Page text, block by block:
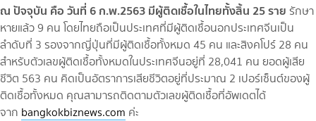
ณ ปัจจุบัน คือ วันที่ 6 ก.พ.2563 มีผู้ติดเชื้อในไทยทั้งสิ้น 25 ราย รักษา
หายแล้ว 9 คน โดยไทยถือเป็นประเทศที่มีผู้ติดเชื้อนอกประเทศจีนเป็น
ลำดับที่ 3 รองจากญี่ปุ่นที่มีผู้ติดเชื้อทั้งหมด 45 คน และสิงคโปร์ 28 คน
สำหรับตัวเลขผู้ติดเชื้อทั้งหมดในประเทศจีนอยู่ที่ 28,041 คน ยอดผู้เสีย
ชีวิต 563 คน คิดเป็นอัตราการเสียชีวิตอยู่ที่ประมาณ 2 เปอร์เซ็นต์ของผู้
ติดเชื้อทั้งหมด คุณสามารถติดตามตัวเลขผู้ติดเชื้อที่อัพเดตได้
จาก bangkokbiznews.com ค่ะ